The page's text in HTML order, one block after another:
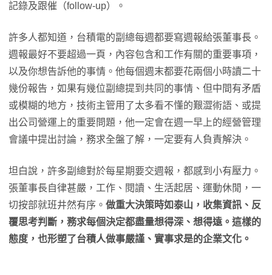
記錄及跟催（follow-up）。
許多人都知道，台積電的副總每週都要寫週報給張董事長。
週報最好不要超過一頁，內容包含和工作有關的重要事項，
以及你想告訴他的事情。他每個週末都要花兩個小時讀二十
幾份報告，如果有幾位副總提到共同的事情、但中間有矛盾
或模糊的地方，技術主管用了太多看不懂的艱澀術語、或提
出公司營運上的重要問題，他一定會在週一早上的經營管理
會議中提出討論，務求全盤了解，一定要有人負責解決。
坦白說，許多副總對於每星期要交週報，都感到小有壓力。
張董事長自律甚嚴，工作、閱讀、生活起居、運動休閒，一
切按部就班井然有序。 做重大決策時如泰山，收集資訊、反
覆思考判斷，務求每個決定都盡量想得深、想得遠。這樣的
態度，也形塑了台積人做事嚴謹、實事求是的企業文化。